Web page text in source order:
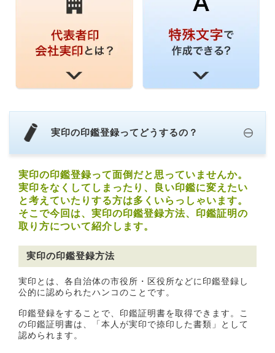
実印の印鑑登録ってどうするの？
実印の印鑑登録って面倒だと思っていませんか。
実印をなくしてしまったり、良い印鑑に変えたい
と考えていたりする方は多くいらっしゃいます。
そこで今回は、実印の印鑑登録方法、印鑑証明の
取り方について紹介します。
実印の印鑑登録方法
実印とは、各自治体の市役所・区役所などに印鑑登録し
公的に認められたハンコのことです。
印鑑登録をすることで、印鑑証明書を取得できます。こ
の印鑑証明書は、「本人が実印で捺印した書類」として
認められます。